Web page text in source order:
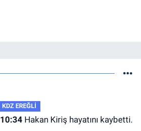
KDZ EREĞLİ
10:34 Hakan Kiriş hayatını kaybetti.